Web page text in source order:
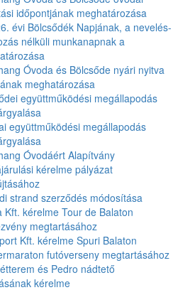
időpontjának meghatározása
évi Bölcsődék Napjának, a nevelés-
nélküli munkanapnak a
Óvoda és Bölcsőde nyári nyitva
meghatározása
együttműködési megállapodás
együttműködési megállapodás
Óvodáért Alapítvány
kérelme pályázat
strand szerződés módosítása
Kft. kérelme Tour de Balaton
megtartásához
Kft. kérelme Spuri Balaton
futóverseny megtartásához
és Pedro nádtető
kérelme